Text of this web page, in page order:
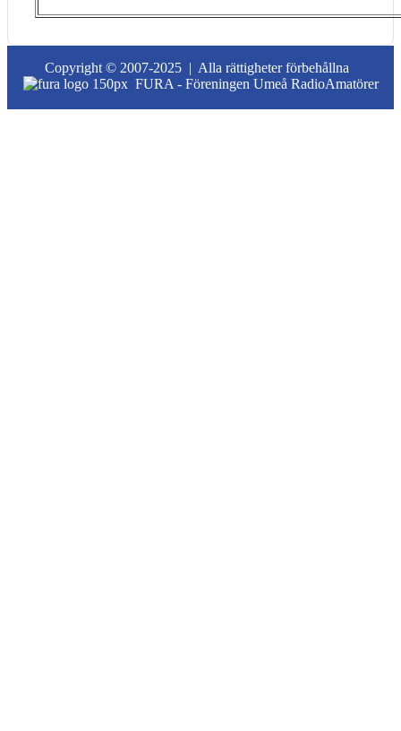
Copyright © 2007-2025 | Alla rättigheter förbehållna
FURA - Föreningen Umeå RadioAmatörer